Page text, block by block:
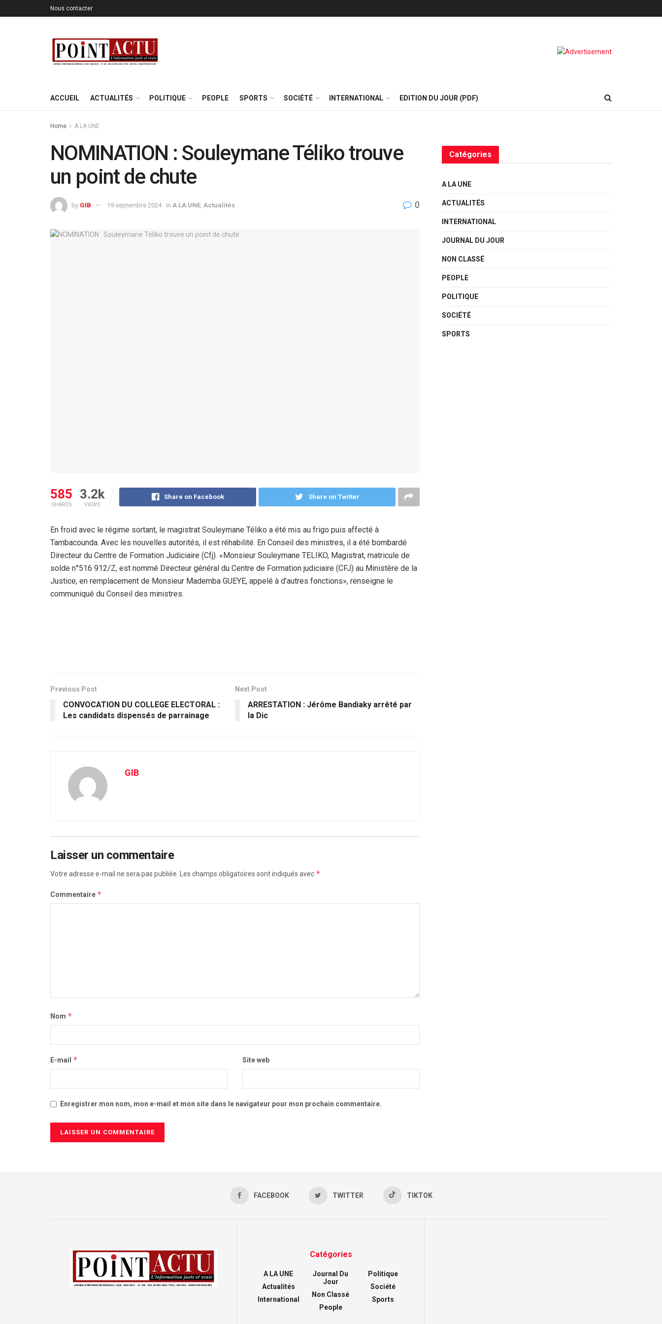
Nous contacter
ACCUEIL ACTUALITÉS POLITIQUE PEOPLE SPORTS SOCIÉTÉ INTERNATIONAL EDITION DU JOUR (PDF)
Home A LA UNE
NOMINATION : Souleymane Téliko trouve
un point de chute
by GIB 19 septembre 2024 in A LA UNE Actualités 0
585
SHARES
3.2k
VIEWS
Share on Facebook Share on Twitter
En froid avec le régime sortant, le magistrat Souleymane Téliko a été mis au frigo puis affecté à
Tambacounda. Avec les nouvelles autorités, il est réhabilité. En Conseil des ministres, il a été bombardé
Directeur du Centre de Formation Judiciaire (Cfj). «Monsieur Souleymane TELIKO, Magistrat, matricule de
solde n°516 912/Z, est nommé Directeur général du Centre de Formation judiciaire (CFJ) au Ministère de la
Justice, en remplacement de Monsieur Mademba GUEYE, appelé à d’autres fonctions», renseigne le
communiqué du Conseil des ministres.
Previous Post
CONVOCATION DU COLLEGE ELECTORAL :
Les candidats dispensés de parrainage
Next Post
ARRESTATION : Jérôme Bandiaky arrêté par
la Dic
GIB
Laisser un commentaire
Votre adresse e-mail ne sera pas publiée. Les champs obligatoires sont indiqués avec *
Commentaire *
Nom *
E-mail * Site web
Enregistrer mon nom, mon e-mail et mon site dans le navigateur pour mon prochain commentaire.
Catégories
A LA UNE
ACTUALITÉS
INTERNATIONAL
JOURNAL DU JOUR
NON CLASSÉ
PEOPLE
POLITIQUE
SOCIÉTÉ
SPORTS
FACEBOOK TWITTER TIKTOK
Catégories
A LA UNE
Actualités
International
Journal Du
Jour
Non Classé
People
Politique
Société
Sports